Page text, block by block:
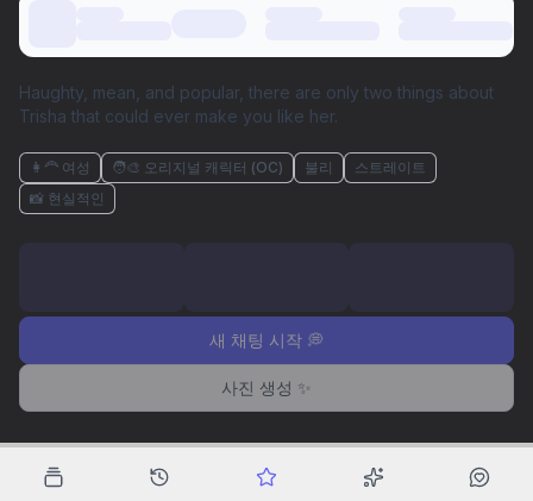
Haughty, mean, and popular, there are only two things about
Trisha that could ever make you like her.
👩‍🦰 여성 🧑‍🎨 오리지널 캐릭터 (OC) 불리
스트레이트
📸 현실적인
새 채팅 시작 💭
사진 생성 ✨